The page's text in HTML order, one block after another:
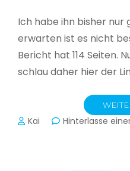
Ich habe ihn bisher nur
erwarten ist es nicht
Bericht hat 114 Seiten.
schlau daher hier der
Kai Hinterlasse